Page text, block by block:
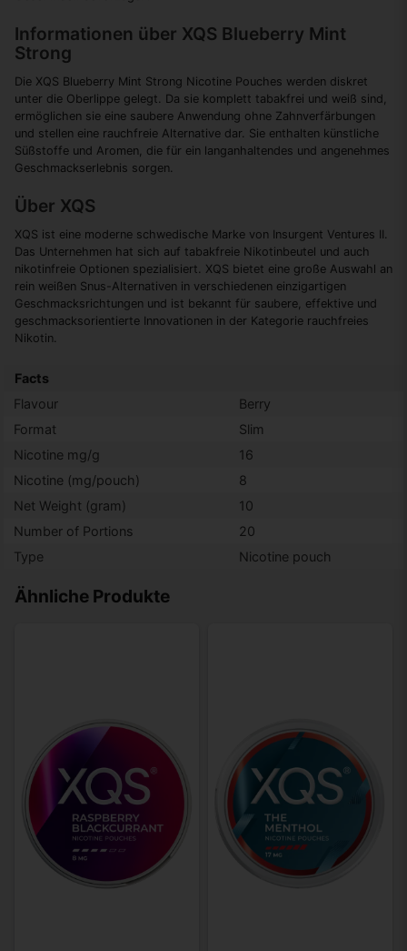
Ähnliche Produkte
Informationen über XQS Blueberry Mint
Strong
Die XQS Blueberry Mint Strong Nicotine Pouches werden diskret
unter die Oberlippe gelegt. Da sie komplett tabakfrei und weiß sind,
ermöglichen sie eine saubere Anwendung ohne Zahnverfärbungen
und stellen eine rauchfreie Alternative dar. Sie enthalten künstliche
Süßstoffe und Aromen, die für ein langanhaltendes und angenehmes
Geschmackserlebnis sorgen.
Über XQS
XQS ist eine moderne schwedische Marke von Insurgent Ventures II.
Das Unternehmen hat sich auf tabakfreie Nikotinbeutel und auch
nikotinfreie Optionen spezialisiert. XQS bietet eine große Auswahl an
rein weißen Snus-Alternativen in verschiedenen einzigartigen
Geschmacksrichtungen und ist bekannt für saubere, effektive und
geschmacksorientierte Innovationen in der Kategorie rauchfreies
Nikotin.
Facts
Flavour
Berry
Format
Slim
Nicotine mg/g
16
Nicotine (mg/pouch)
8
Net Weight (gram)
10
Number of Portions
20
Type
Nicotine pouch